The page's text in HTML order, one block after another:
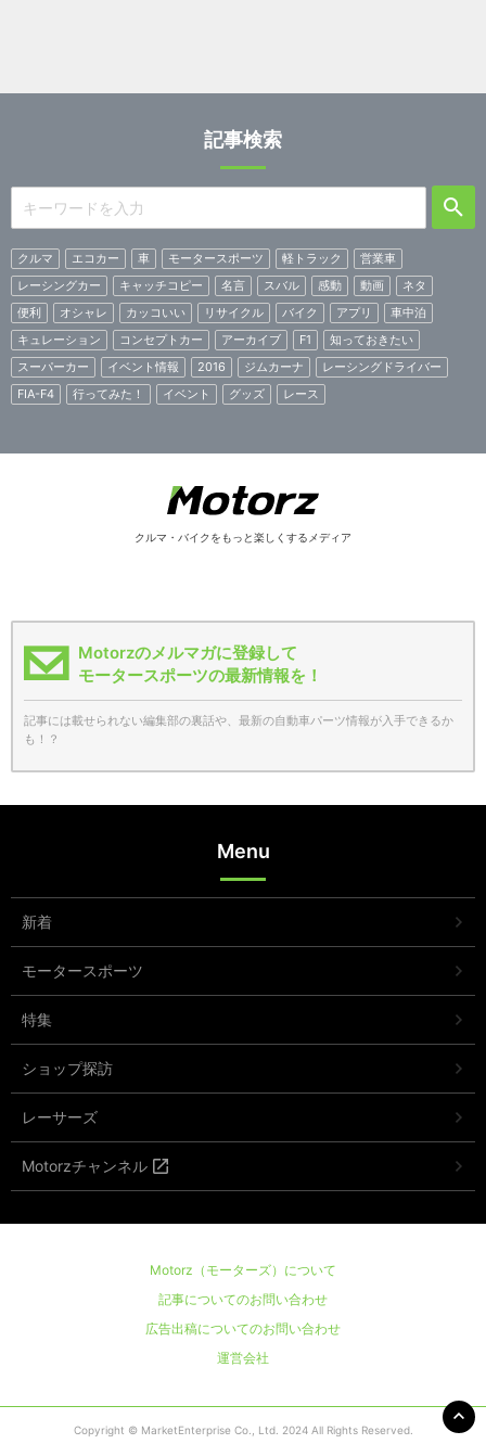
記事検索
クルマ エコカー 車 モータースポーツ 軽トラック
営業車
レーシングカー
キャッチコピー 名言 スバル 感動 動画
ネタ
便利
オシャレ カッコいい リサイクル バイク アプリ
車中泊
キュレーション
コンセプトカー アーカイブ F1
知っておきたい
スーパーカー
イベント情報 2016 ジムカーナ
レーシングドライバー
FIA-F4
行ってみた！ イベント グッズ レース
クルマ・バイクをもっと楽しくするメディア
Motorzのメルマガに登録して
モータースポーツの最新情報を！
記事には載せられない編集部の裏話や、最新の自動車パーツ情報が入手できるか
も！？
Menu
新着
モータースポーツ
特集
ショップ探訪
レーサーズ
Motorzチャンネル
Motorz（モーターズ）について
記事についてのお問い合わせ
広告出稿についてのお問い合わせ
運営会社
Copyright © MarketEnterprise Co., Ltd. 2024 All Rights Reserved.